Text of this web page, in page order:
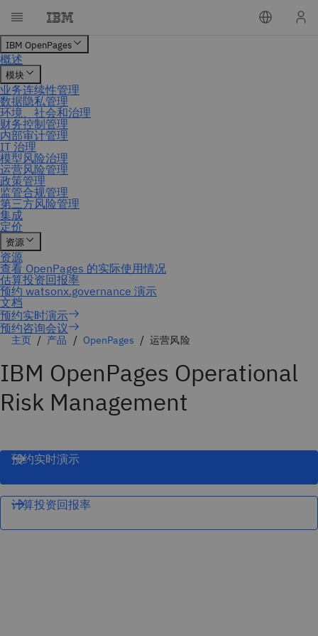
预约咨询会议
主页 产品 OpenPages 运营风险
IBM OpenPages Operational
Risk Management
预约实时演示
计算投资回报率